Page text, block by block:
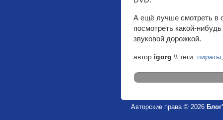
А ещё лучше смотреть в
посмотреть какой-
звуковой дорожкой.
автор igorg \\ теги: пираты
Авторские права © 2026